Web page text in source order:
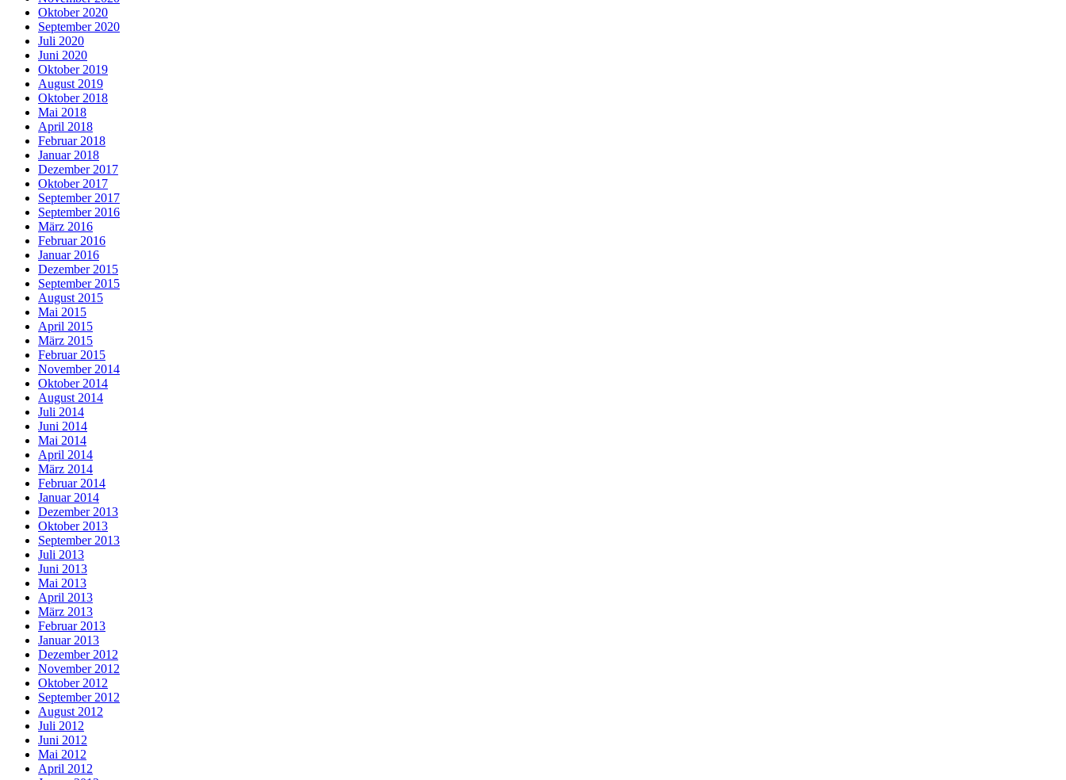
Oktober 2020
September 2020
Juli 2020
Juni 2020
Oktober 2019
August 2019
Oktober 2018
Mai 2018
April 2018
Februar 2018
Januar 2018
Dezember 2017
Oktober 2017
September 2017
September 2016
März 2016
Februar 2016
Januar 2016
Dezember 2015
September 2015
August 2015
Mai 2015
April 2015
März 2015
Februar 2015
November 2014
Oktober 2014
August 2014
Juli 2014
Juni 2014
Mai 2014
April 2014
März 2014
Februar 2014
Januar 2014
Dezember 2013
Oktober 2013
September 2013
Juli 2013
Juni 2013
Mai 2013
April 2013
März 2013
Februar 2013
Januar 2013
Dezember 2012
November 2012
Oktober 2012
September 2012
August 2012
Juli 2012
Juni 2012
Mai 2012
April 2012